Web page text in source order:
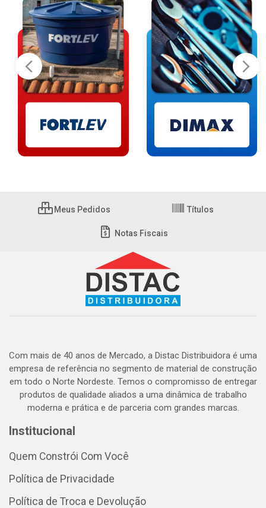
Meus Pedidos Títulos
Notas Fiscais
Com mais de 40 anos de Mercado, a Distac Distribuidora é uma
empresa de referência no segmento de material de construção
em todo o Norte Nordeste. Temos o compromisso de entregar
produtos de qualidade aliados a uma dinâmica de trabalho
moderna e prática e de parceria com grandes marcas.
Institucional
Quem Constrói Com Você
Política de Privacidade
Política de Troca e Devolução